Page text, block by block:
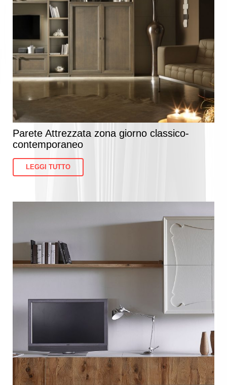
Parete Attrezzata zona giorno classico-
contemporaneo
LEGGI TUTTO